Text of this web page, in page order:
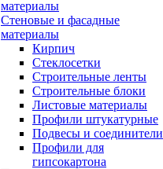
Стеновые и фасадные
материалы
Кирпич
Стеклосетки
Строительные ленты
Строительные блоки
Листовые материалы
Профили штукатурные
Подвесы и соединители
Профили для
гипсокартона